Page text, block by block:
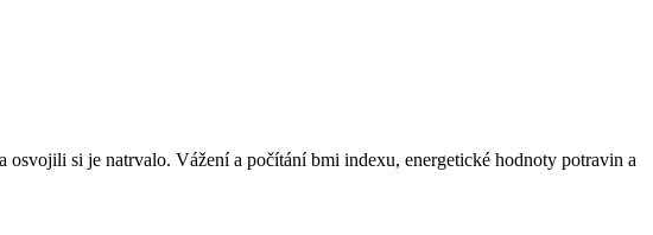
si je natrvalo. Vážení a počítání bmi indexu, energetické hodnoty potravin a